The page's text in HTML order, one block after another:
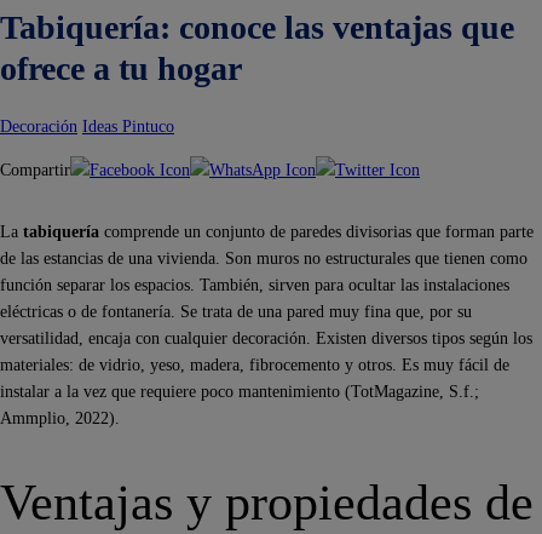
Tabiquería: conoce las ventajas que
ofrece a tu hogar
Decoración Ideas Pintuco
Compartir
La tabiquería comprende un conjunto de paredes divisorias que forman parte
de las estancias de una vivienda. Son muros no estructurales que tienen como
función separar los espacios. También, sirven para ocultar las instalaciones
eléctricas o de fontanería. Se trata de una pared muy fina que, por su
versatilidad, encaja con cualquier decoración. Existen diversos tipos según los
materiales: de vidrio, yeso, madera, fibrocemento y otros. Es muy fácil de
instalar a la vez que requiere poco mantenimiento (TotMagazine, S.f.;
Ammplio, 2022).
Ventajas y propiedades de